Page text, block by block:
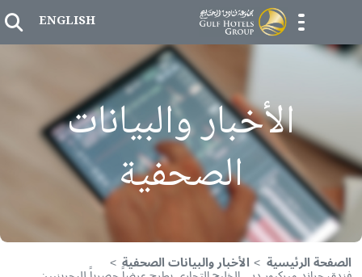
menu opener
ENGLISH
الأخبار والبيانات
الصحفية